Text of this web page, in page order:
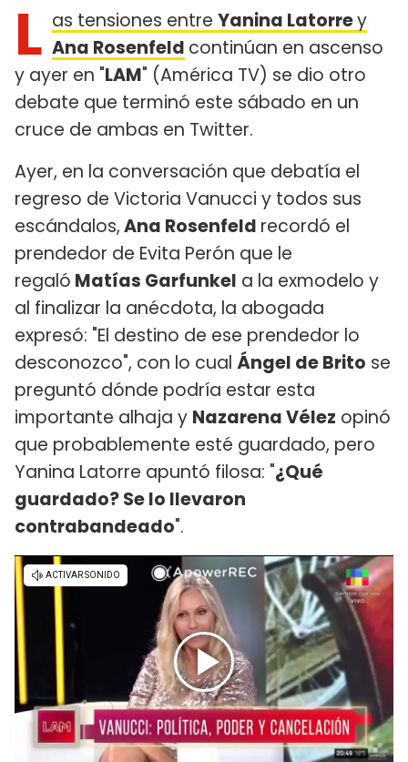
L as tensiones entre Yanina Latorrey
Ana Rosenfeld continúan en ascenso
y ayer en "LAM" (América TV) se dio otro
debate que terminó este sábado en un
cruce de ambas en Twitter.
Ayer, en la conversación que debatía el
regreso de Victoria Vanucci y todos sus
escándalos,Ana Rosenfeld recordó el
prendedor de Evita Perón que le
regaló Matías Garfunkel a la exmodelo y
al finalizar la anécdota, la abogada
expresó: "El destino de ese prendedor lo
desconozco", con lo cual Ángel de Brito se
preguntó dónde podría estar esta
importante alhaja y Nazarena Vélez opinó
que probablemente esté guardado, pero
Yanina Latorre apuntó filosa: "¿Qué
guardado? Se lo llevaron
contrabandeado".